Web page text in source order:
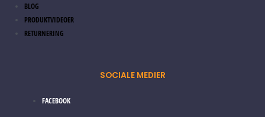
BLOG
PRODUKTVIDEOER
RETURNERING
SOCIALE MEDIER
FACEBOOK